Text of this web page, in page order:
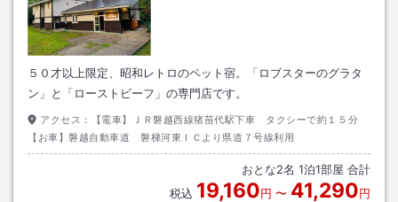
５０才以上限定、昭和レトロのペット宿。「ロブスターのグラタ
ン」と「ローストビーフ」の専門店です。
アクセス：
【電車】ＪＲ磐越西線猪苗代駅下車 タクシーで約１５分
【お車】磐越自動車道 磐梯河東ＩＣより県道７号線利用
おとな2名 1泊1部屋 合計
税込 19,160円 〜 41,290円